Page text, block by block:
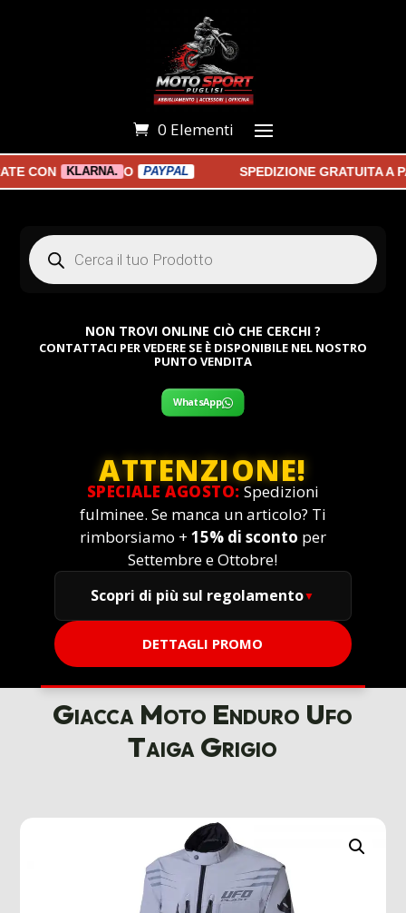
0 Elementi
KLARNA. O PAYPAL SPEDIZIONE GRATUITA A
Products
search
NON TROVI ONLINE CIÒ CHE CERCHI ?
CONTATTACI PER VEDERE SE È DISPONIBILE NEL NOSTRO
PUNTO VENDITA
WhatsApp
ATTENZIONE!
SPECIALE AGOSTO: Spedizioni
fulminee. Se manca un articolo? Ti
rimborsiamo + 15% di sconto per
Settembre e Ottobre!
Scopri di più sul regolamento
DETTAGLI PROMO
Giacca Moto Enduro Ufo
Taiga Grigio